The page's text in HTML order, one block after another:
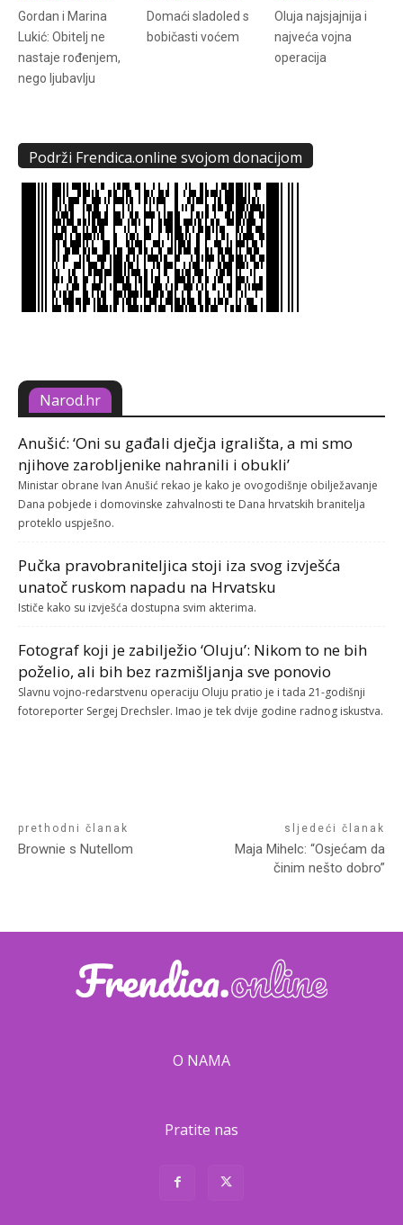
Gordan i Marina
Lukić: Obitelj ne
nastaje rođenjem,
nego ljubavlju
Domaći sladoled s
bobičasti voćem
Oluja najsjajnija i
najveća vojna
operacija
Podrži Frendica.online svojom donacijom
Narod.hr
Anušić: ‘Oni su gađali dječja igrališta, a mi smo
njihove zarobljenike nahranili i obukli’
Ministar obrane Ivan Anušić rekao je kako je ovogodišnje obilježavanje
Dana pobjede i domovinske zahvalnosti te Dana hrvatskih branitelja
proteklo uspješno.
Pučka pravobraniteljica stoji iza svog izvješća
unatoč ruskom napadu na Hrvatsku
Ističe kako su izvješća dostupna svim akterima.
Fotograf koji je zabilježio ‘Oluju’: Nikom to ne bih
poželio, ali bih bez razmišljanja sve ponovio
Slavnu vojno-redarstvenu operaciju Oluju pratio je i tada 21-godišnji
fotoreporter Sergej Drechsler. Imao je tek dvije godine radnog iskustva.
prethodni članak
Brownie s Nutellom
sljedeći članak
Maja Mihelc: “Osjećam da
činim nešto dobro”
O NAMA
Pratite nas